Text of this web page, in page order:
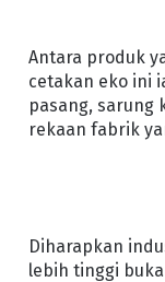
Antara produk
cetakan eko ini
pasang, sarung
rekaan fabrik
Diharapkan
lebih tinggi